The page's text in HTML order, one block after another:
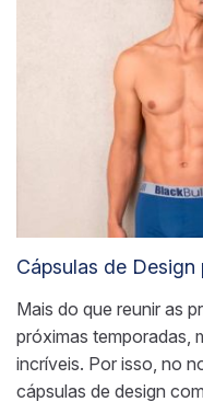
Cápsulas de Design
Mais do que reunir as
próximas temporadas,
incríveis. Por isso, no
cápsulas de design